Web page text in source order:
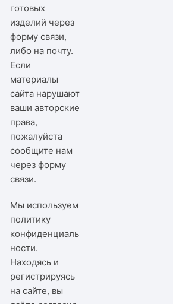
готовых
изделий через
форму связи,
либо на почту.
Если
материалы
сайта нарушают
ваши авторские
права,
пожалуйста
сообщите нам
черезформу
связи.
Мы используем
политику
конфиденциаль
ности.
Находясь и
регистрируясь
на сайте, вы